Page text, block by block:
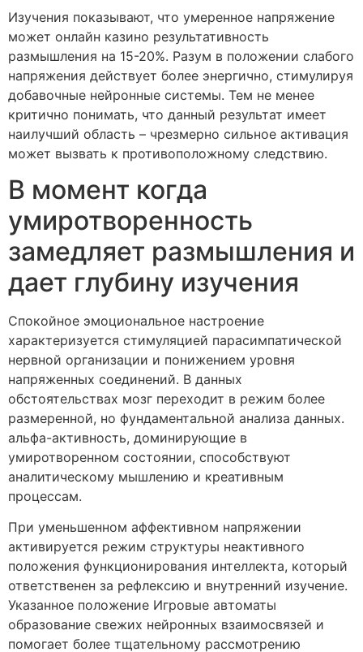
Изучения показывают, что умеренное напряжение
может онлайн казино результативность
размышления на 15-20%. Разум в положении слабого
напряжения действует более энергично, стимулируя
добавочные нейронные системы. Тем не менее
критично понимать, что данный результат имеет
наилучший область – чрезмерно сильное активация
может вызвать к противоположному следствию.
В момент когда
умиротворенность
замедляет размышления и
дает глубину изучения
Спокойное эмоциональное настроение
характеризуется стимуляцией парасимпатической
нервной организации и понижением уровня
напряженных соединений. В данных
обстоятельствах мозг переходит в режим более
размеренной, но фундаментальной анализа данных.
альфа-активность, доминирующие в
умиротворенном состоянии, способствуют
аналитическому мышлению и креативным
процессам.
При уменьшенном аффективном напряжении
активируется режим структуры неактивного
положения функционирования интеллекта, который
ответственен за рефлексию и внутренний изучение.
Указанное положение Игровые автоматы
образование свежих нейронных взаимосвязей и
помогает более тщательному рассмотрению